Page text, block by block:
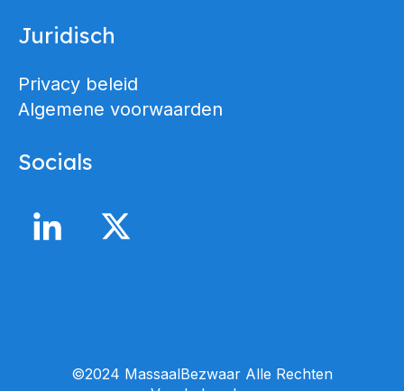
Juridisch
Privacy beleid
Algemene voorwaarden
Socials
©2024 MassaalBezwaar Alle Rechten